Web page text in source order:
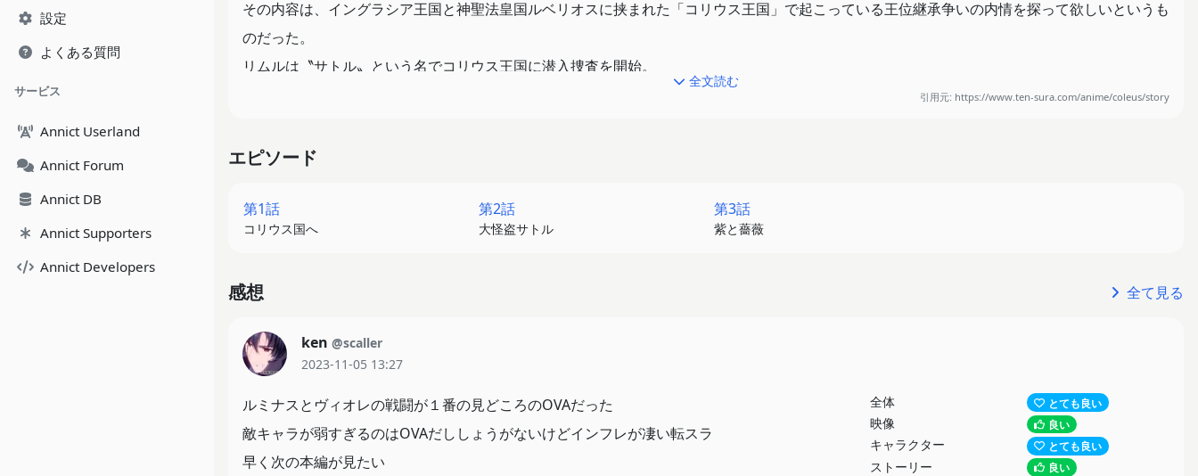
設定
よくある質問
サービス
Annict Userland
Annict Forum
Annict DB
Annict Supporters
Annict Developers
その内容は、イングラシア王国と神聖法皇国ルベリオスに挟まれた「コリウス王国」で起こっている王位継承争いの内情を探って欲しいというも
のだった。
リムルは〝サトル〟という名でコリウス王国に潜入捜査を開始。
全文読む
引用元: https://www.ten-sura.com/anime/coleus/story
エピソード
第1話
コリウス国へ
第2話
大怪盗サトル
第3話
紫と薔薇
感想 全て見る
ken @scaller
2023-11-05 13:27
全体 とても良い
映像 良い
キャラクター とても良い
ストーリー 良い
ルミナスとヴィオレの戦闘が１番の見どころのOVAだった
敵キャラが弱すぎるのはOVAだししょうがないけどインフレが凄い転スラ
早く次の本編が見たい